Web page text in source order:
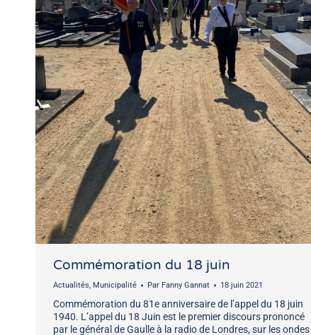
Commémoration du 18 juin
Actualités, Municipalité Par Fanny Gannat 18 juin 2021
Commémoration du 81e anniversaire de l’appel du 18 juin
1940. L’appel du 18 Juin est le premier discours prononcé
par le général de Gaulle à la radio de Londres, sur les ondes